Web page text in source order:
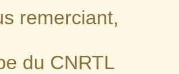
remerciant,
du CNRTL